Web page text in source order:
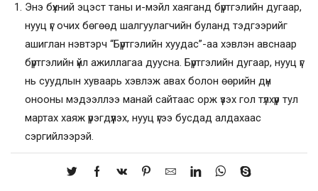
Энэ бүхний эцэст таны и-мэйл хаяганд бүртгэлийн дугаар,
нууц үг очих бөгөөд шалгуулагчийн буланд тэдгээрийг
ашиглан нэвтэрч “Бүртгэлийн хуудас”-аа хэвлэн авснаар
бүртгэлийн үйл ажиллагаа дуусна. Бүртгэлийн дугаар, нууц үг
нь суудлын хуваарь хэвлэж авах болон өөрийн дүн
онооны мэдээллээ манай сайтаас орж үзэх гол түлхүүр тул
мартах хаяж үрэгдүүлэх, нууц үгээ бусдад алдахаас
сэргийлээрэй.